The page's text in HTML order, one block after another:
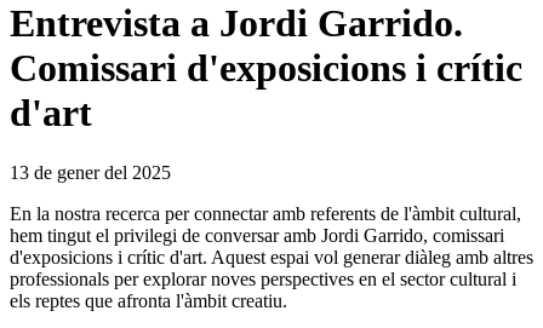
Entrevista a Jordi Garrido.
Comissari d'exposicions i crític
d'art
13 de gener del 2025
En la nostra recerca per connectar amb referents de l'àmbit cultural,
hem tingut el privilegi de conversar amb Jordi Garrido, comissari
d'exposicions i crític d'art. Aquest espai vol generar diàleg amb altres
professionals per explorar noves perspectives en el sector cultural i
els reptes que afronta l'àmbit creatiu.